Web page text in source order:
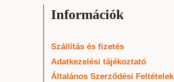
Információk
Szállítás és fizetés
Adatkezelési tájékoztató
Általános Szerződési Feltételek